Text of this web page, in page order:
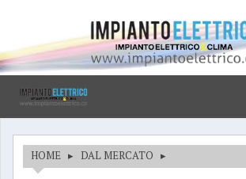
HOME ▸ DAL MERCATO ▸